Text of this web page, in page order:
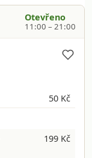
Otevřeno
11:00 – 21:00
50 Kč
199 Kč